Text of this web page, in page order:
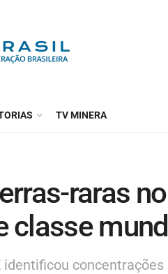
TV MINERA
raras
classe
identificou